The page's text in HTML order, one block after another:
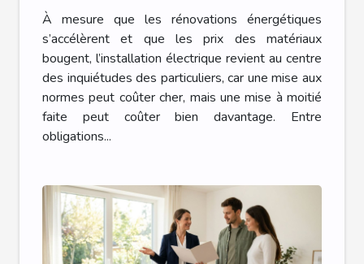
respecte que la moitié des règles
À mesure que les rénovations énergétiques
s’accélèrent et que les prix des matériaux
bougent, l’installation électrique revient au centre
des inquiétudes des particuliers, car une mise aux
normes peut coûter cher, mais une mise à moitié
faite peut coûter bien davantage. Entre
obligations...